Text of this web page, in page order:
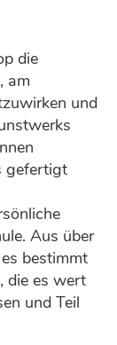
die
am
und
gefertigt
Aus über
bestimmt
die es wert
und Teil